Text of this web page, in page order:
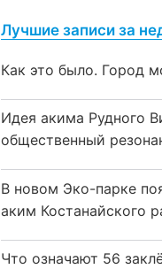
Лучшие записи за
Как это было. Город
Идея акима Рудного
общественный
В новом Эко-парке
аким Костанайского
Что означают 56